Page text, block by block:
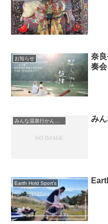
お知らせ
奈
奏
み
Earth Hold Sport's